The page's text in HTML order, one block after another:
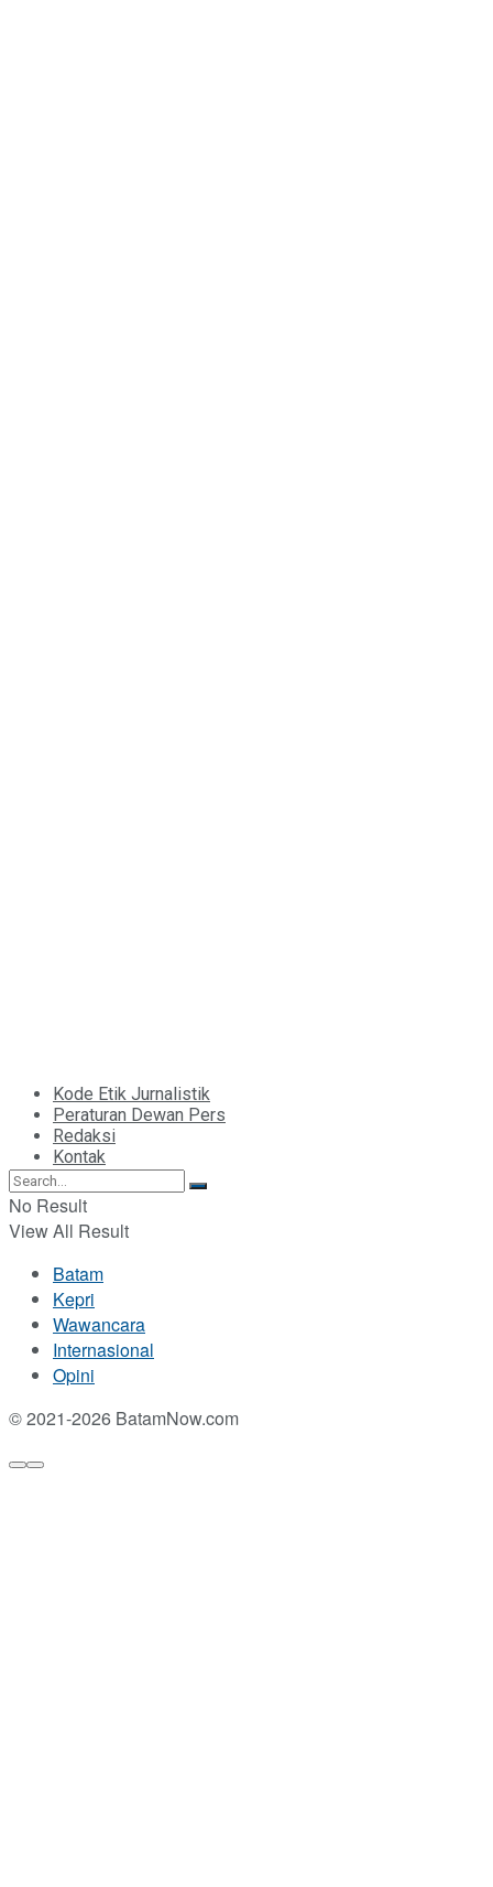
Kode Etik Jurnalistik
Peraturan Dewan Pers
Redaksi
Kontak
No Result
View All Result
Batam
Kepri
Wawancara
Internasional
Opini
© 2021-2026 BatamNow.com